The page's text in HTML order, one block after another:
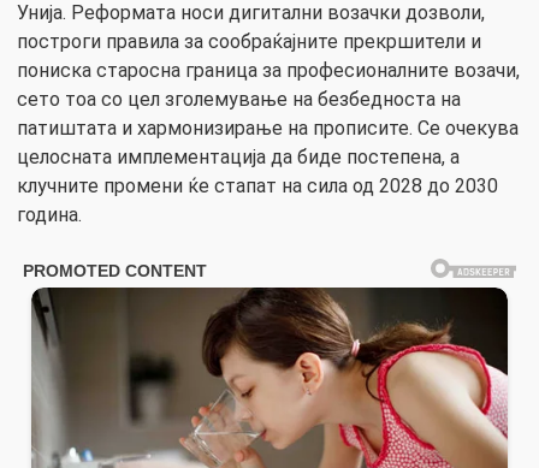
Унија. Реформата носи дигитални возачки дозволи,
построги правила за сообраќајните прекршители и
пониска старосна граница за професионалните возачи,
сето тоа со цел зголемување на безбедноста на
патиштата и хармонизирање на прописите. Се очекува
целосната имплементација да биде постепена, а
клучните промени ќе стапат на сила од 2028 до 2030
година.